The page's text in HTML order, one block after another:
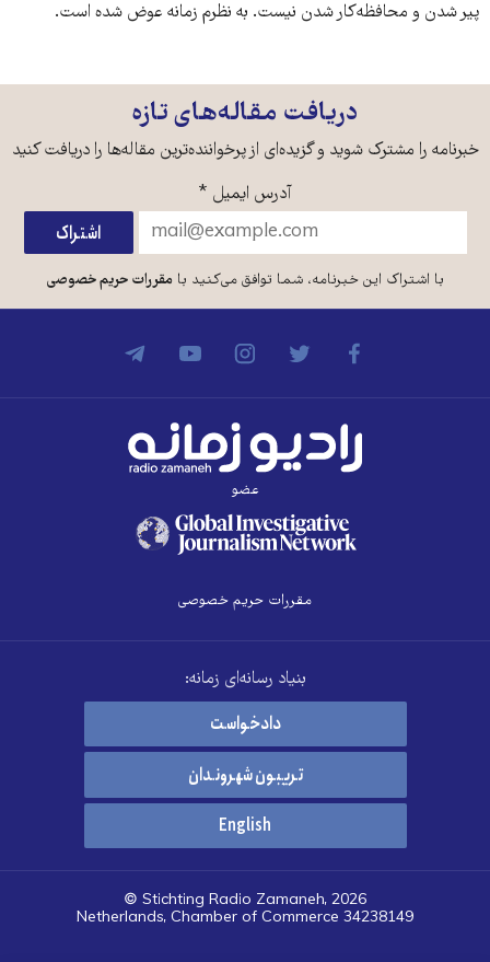
پیر شدن و محافظه‌کار شدن نیست. به نظرم زمانه عوض شده است.
دریافت مقاله‌های تازه
خبرنامه را مشترک شوید و گزیده‌ای از پرخواننده‌ترین مقاله‌ها را دریافت کنید
آدرس ایمیل *
با اشتراک این خبرنامه، شما توافق می‌کنید بامقررات حریم خصوصی
عضو
مقررات حریم خصوصی
بنیاد رسانه‌ای زمانه:
دادخواست
تریبون شهروندان
English
© Stichting Radio Zamaneh, 2026
Netherlands, Chamber of Commerce 34238149